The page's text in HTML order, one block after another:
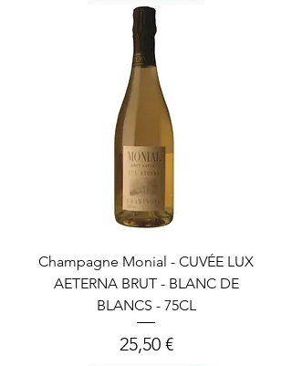
Champagne Monial - CUVÉE LUX
AETERNA BRUT - BLANC DE
BLANCS - 75CL
Prix
25,50 €